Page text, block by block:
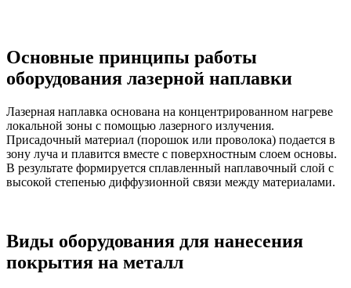
Основные принципы работы
оборудования лазерной наплавки
Лазерная наплавка основана на концентрированном нагреве
локальной зоны с помощью лазерного излучения.
Присадочный материал (порошок или проволока) подается в
зону луча и плавится вместе с поверхностным слоем основы.
В результате формируется сплавленный наплавочный слой с
высокой степенью диффузионной связи между материалами.
Виды оборудования для нанесения
покрытия на металл